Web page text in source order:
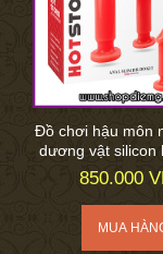
Đồ chơi hậu môn
dương vật silicon
850.000